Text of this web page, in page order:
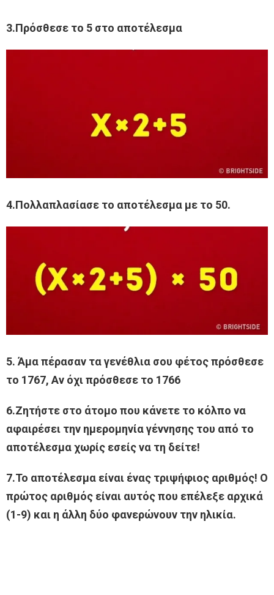
3.Πρόσθεσε το 5 στο αποτέλεσμα
4.Πολλαπλασίασε το αποτέλεσμα με το 50.
5. Άμα πέρασαν τα γενέθλια σου φέτος πρόσθεσε
το 1767, Αν όχι πρόσθεσε το 1766
6.Ζητήστε στο άτομο που κάνετε το κόλπο να
αφαιρέσει την ημερομηνία γέννησης του από το
αποτέλεσμα χωρίς εσείς να τη δείτε!
7.Το αποτέλεσμα είναι ένας τριψήφιος αριθμός! Ο
πρώτος αριθμός είναι αυτός που επέλεξε αρχικά
(1-9) και η άλλη δύο φανερώνουν την ηλικία.